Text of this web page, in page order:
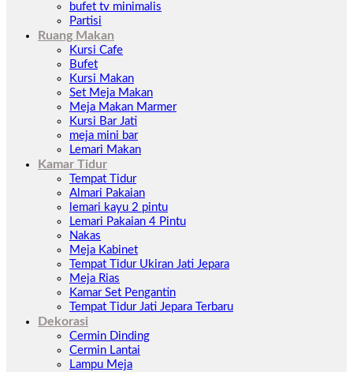
bufet tv minimalis
Partisi
Ruang Makan
Kursi Cafe
Bufet
Kursi Makan
Set Meja Makan
Meja Makan Marmer
Kursi Bar Jati
meja mini bar
Lemari Makan
Kamar Tidur
Tempat Tidur
Almari Pakaian
lemari kayu 2 pintu
Lemari Pakaian 4 Pintu
Nakas
Meja Kabinet
Tempat Tidur Ukiran Jati Jepara
Meja Rias
Kamar Set Pengantin
Tempat Tidur Jati Jepara Terbaru
Dekorasi
Cermin Dinding
Cermin Lantai
Lampu Meja